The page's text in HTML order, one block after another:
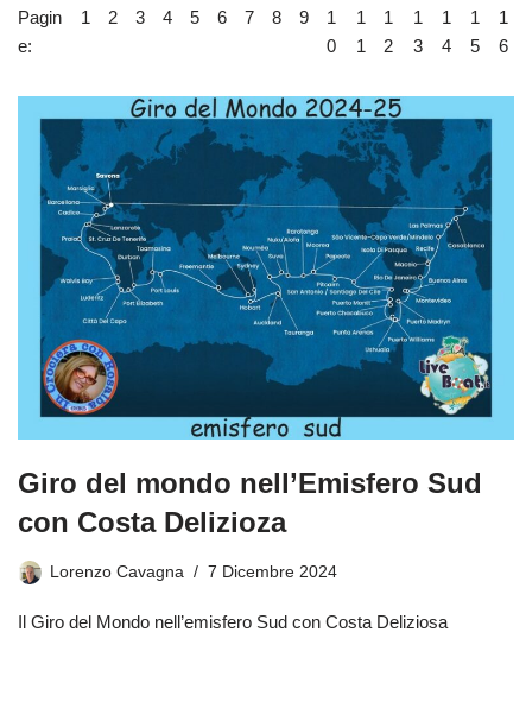
Pagin
e:
1 2 3 4 5 6 7 8 9
1
0
1
1
1
2
1
3
1
4
1
5
1
6
Giro del mondo nell’Emisfero Sud
con Costa Delizioza
Lorenzo Cavagna 7 Dicembre 2024
Il Giro del Mondo nell’emisfero Sud con Costa Deliziosa